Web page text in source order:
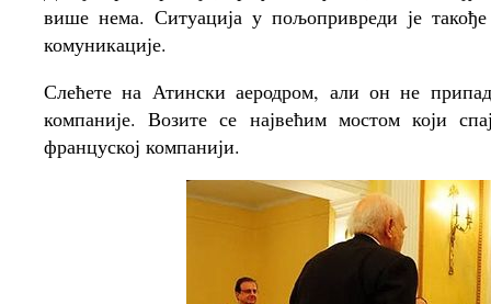
више нема. Ситуација у пољопривреди је
комуникације.
Слећете на Атински аеродром, али он не
компаније. Возите се највећим мостом који
француској компанији.